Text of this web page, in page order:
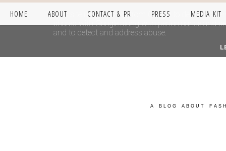
HOME ABOUT CONTACT & PR PRESS MEDIA KIT
A BLOG ABOUT
This site uses cookies from Google to deliver its
shared with Google along with performance and
and to detect and address abuse.